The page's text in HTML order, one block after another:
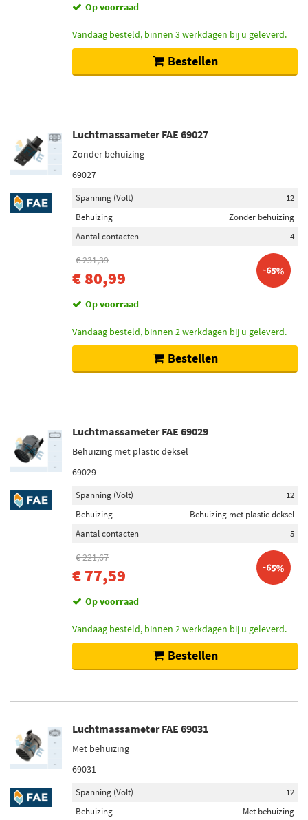
Op voorraad
Vandaag besteld, binnen 3 werkdagen bij u geleverd.
Bestellen
Luchtmassameter FAE 69027
Zonder behuizing
69027
Spanning (Volt)
12
Behuizing
Zonder behuizing
Aantal contacten
4
€ 231,39
€ 80,99 -65%
Op voorraad
Vandaag besteld, binnen 2 werkdagen bij u geleverd.
Bestellen
Luchtmassameter FAE 69029
Behuizing met plastic deksel
69029
Spanning (Volt)
12
Behuizing
Behuizing met plastic deksel
Aantal contacten
5
€ 221,67
€ 77,59 -65%
Op voorraad
Vandaag besteld, binnen 2 werkdagen bij u geleverd.
Bestellen
Luchtmassameter FAE 69031
Met behuizing
69031
Spanning (Volt)
12
Behuizing
Met behuizing